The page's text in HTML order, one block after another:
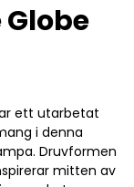
ett utarbetat
i denna
Druvformen
mitten av